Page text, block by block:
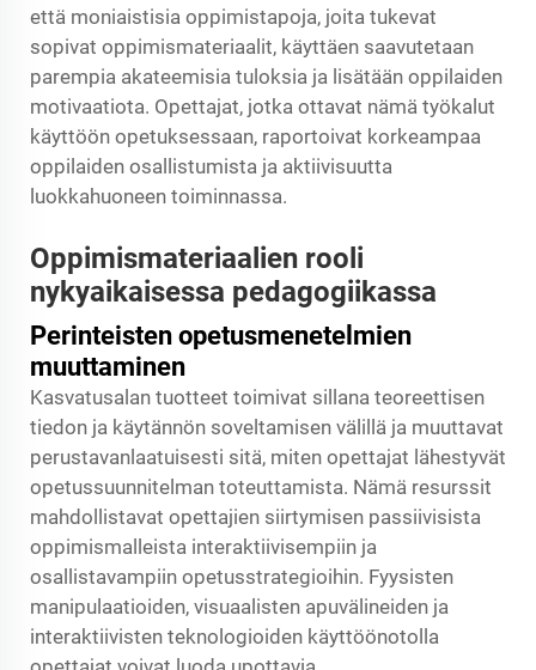
että moniaistisia oppimistapoja, joita tukevat
sopivat oppimismateriaalit, käyttäen saavutetaan
parempia akateemisia tuloksia ja lisätään oppilaiden
motivaatiota. Opettajat, jotka ottavat nämä työkalut
käyttöön opetuksessaan, raportoivat korkeampaa
oppilaiden osallistumista ja aktiivisuutta
luokkahuoneen toiminnassa.
Oppimismateriaalien rooli
nykyaikaisessa pedagogiikassa
Perinteisten opetusmenetelmien
muuttaminen
Kasvatusalan tuotteet toimivat sillana teoreettisen
tiedon ja käytännön soveltamisen välillä ja muuttavat
perustavanlaatuisesti sitä, miten opettajat lähestyvät
opetussuunnitelman toteuttamista. Nämä resurssit
mahdollistavat opettajien siirtymisen passiivisista
oppimismalleista interaktiivisempiin ja
osallistavampiin opetusstrategioihin. Fyysisten
manipulaatioiden, visuaalisten apuvälineiden ja
interaktiivisten teknologioiden käyttöönotolla